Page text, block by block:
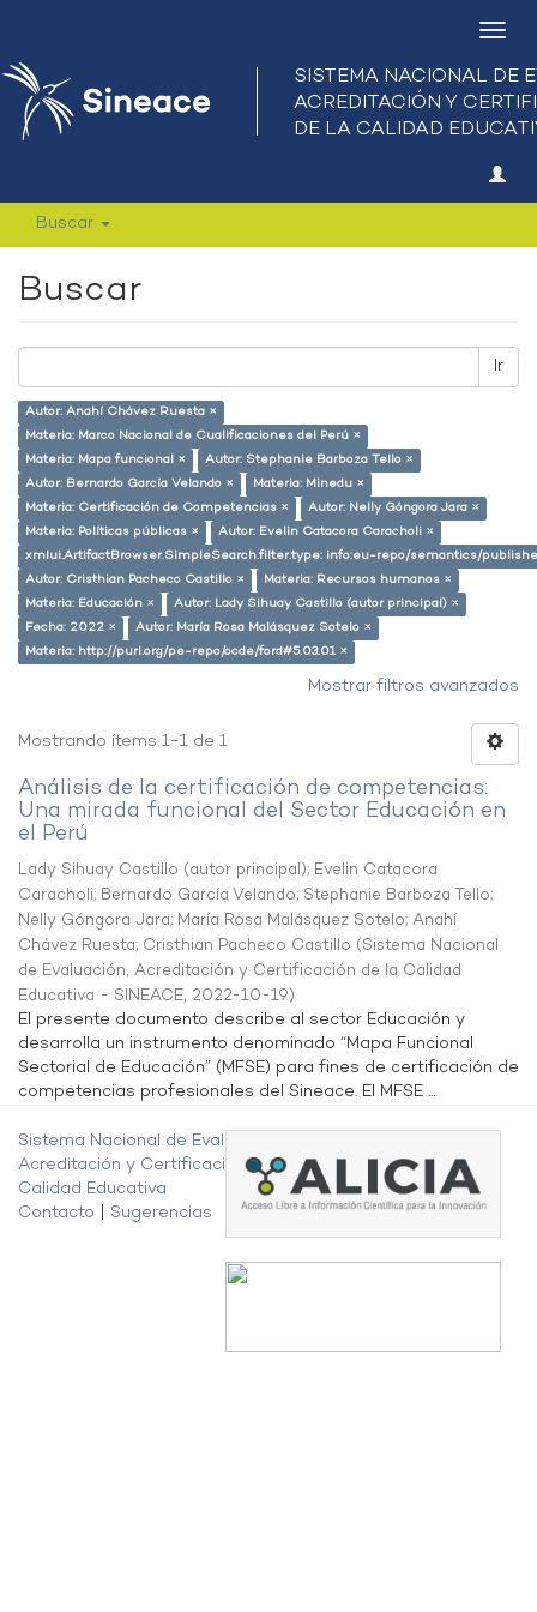
Buscar
Buscar
Ir
Autor: Anahí Chávez Ruesta ×
Materia: Marco Nacional de Cualificaciones del Perú ×
Materia: Mapa funcional ×
Autor: Stephanie Barboza Tello ×
Autor: Bernardo García Velando ×
Materia: Minedu ×
Materia: Certificación de Competencias ×
Autor: Nelly Góngora Jara ×
Materia: Políticas públicas ×
Autor: Evelin Catacora Caracholi ×
xmlui.ArtifactBrowser.SimpleSearch.filter.type: info:eu-repo/semantics/
Autor: Cristhian Pacheco Castillo ×
Materia: Recursos humanos ×
Materia: Educación ×
Autor: Lady Sihuay Castillo (autor principal) ×
Fecha: 2022 ×
Autor: María Rosa Malásquez Sotelo ×
Materia: http://purl.org/pe-repo/ocde/ford#5.03.01 ×
Mostrar filtros avanzados
Mostrando ítems 1-1 de 1
Análisis de la certificación de competencias:
Una mirada funcional del Sector Educación en
el Perú
Lady Sihuay Castillo (autor principal); Evelin Catacora
Caracholi; Bernardo García Velando; Stephanie Barboza Tello;
Nelly Góngora Jara; María Rosa Malásquez Sotelo; Anahí
Chávez Ruesta; Cristhian Pacheco Castillo (Sistema Nacional
de Evaluación, Acreditación y Certificación de la Calidad
Educativa - SINEACE, 2022-10-19)
El presente documento describe al sector Educación y
desarrolla un instrumento denominado “Mapa Funcional
Sectorial de Educación” (MFSE) para fines de certificación de
competencias profesionales del Sineace. El MFSE ...
Sistema Nacional de Evaluación,
Acreditación y Certificación de la
Calidad Educativa
Contacto
Sugerencias